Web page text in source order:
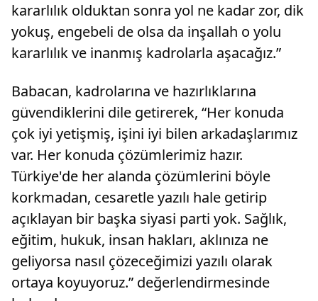
kararlılık olduktan sonra yol ne kadar zor, dik
yokuş, engebeli de olsa da inşallah o yolu
kararlılık ve inanmış kadrolarla aşacağız.”
Babacan, kadrolarına ve hazırlıklarına
güvendiklerini dile getirerek, “Her konuda
çok iyi yetişmiş, işini iyi bilen arkadaşlarımız
var. Her konuda çözümlerimiz hazır.
Türkiye'de her alanda çözümlerini böyle
korkmadan, cesaretle yazılı hale getirip
açıklayan bir başka siyasi parti yok. Sağlık,
eğitim, hukuk, insan hakları, aklınıza ne
geliyorsa nasıl çözeceğimizi yazılı olarak
ortaya koyuyoruz.” değerlendirmesinde